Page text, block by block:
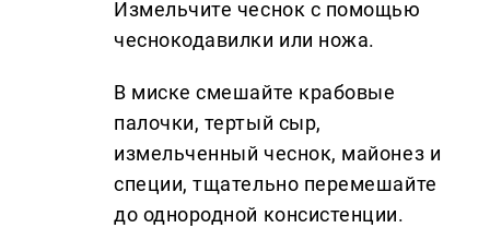
Измельчите чеснок с помощью
чеснокодавилки или ножа.
В миске смешайте крабовые
палочки, тертый сыр,
измельченный чеснок, майонез и
специи, тщательно перемешайте
до однородной консистенции.